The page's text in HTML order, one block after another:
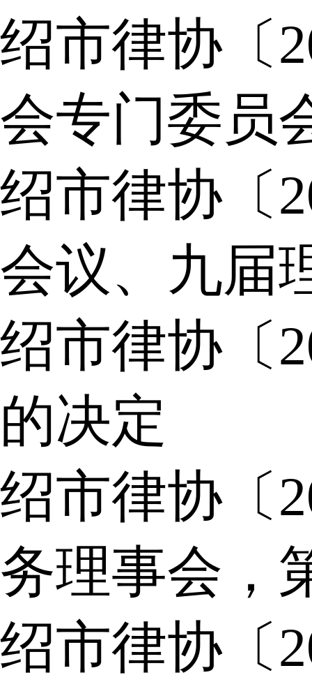
绍市律协〔
会专门委员
绍市律协〔
会议、九届
绍市律协〔
的决定
绍市律协〔
务理事会，
绍市律协〔